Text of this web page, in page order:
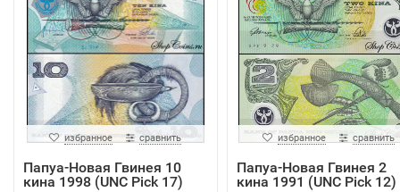
избранное сравнить
Папуа-Новая Гвинея 10
кина 1998 (UNC Pick 17)
избранное сравнить
Папуа-Новая Гвинея 2
кина 1991 (UNC Pick 12)